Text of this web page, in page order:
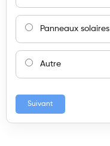
Panneaux solaires
Autre
Suivant